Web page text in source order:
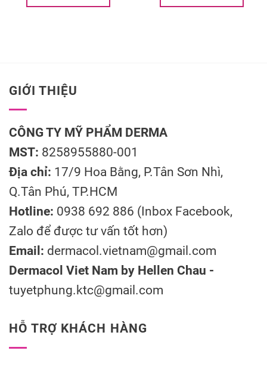
GIỚI THIỆU
CÔNG TY MỸ PHẨM DERMA
MST: 8258955880-001
Địa chỉ: 17/9 Hoa Bằng, P.Tân Sơn Nhì,
Q.Tân Phú, TP.HCM
Hotline: 0938 692 886 (Inbox Facebook,
Zalo để được tư vấn tốt hơn)
Email: dermacol.vietnam@gmail.com
Dermacol Viet Nam by Hellen Chau -
tuyetphung.ktc@gmail.com
HỖ TRỢ KHÁCH HÀNG